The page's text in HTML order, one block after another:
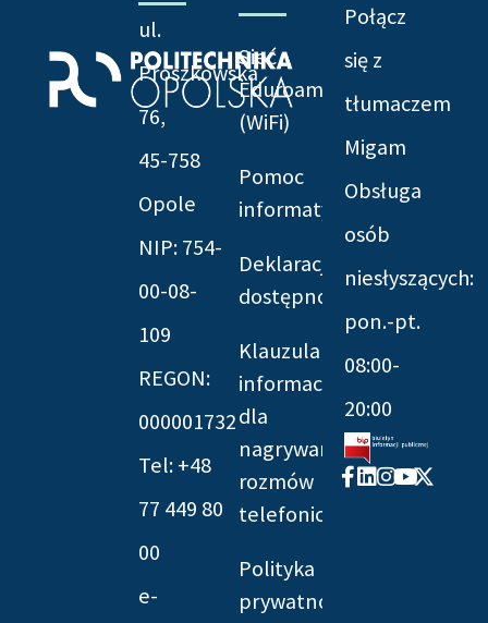
ul.
Prószkowska
76,
45-758
Opole
NIP: 754-
00-08-
109
REGON:
000001732
Tel: +48
77 449 80
00
e-
Sieć
Eduroam
(WiFi)
Pomoc
informatyczna
Deklaracja
dostępności
Klauzula
informacyjna
dla
nagrywania
rozmów
telefonicznych
Polityka
prywatności
Połącz
się z
tłumaczem
Migam
Obsługa
osób
niesłyszących:
pon.-pt.
08:00-
20:00
Facebook-
f
Linkedin
Instagram
Youtube
X-